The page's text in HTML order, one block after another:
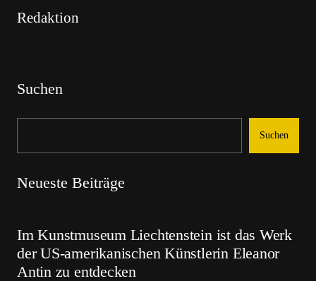
Redaktion
Suchen
Suchen
Neueste Beiträge
Im Kunstmuseum Liechtenstein ist das Werk
der US-amerikanischen Künstlerin Eleanor
Antin zu entdecken